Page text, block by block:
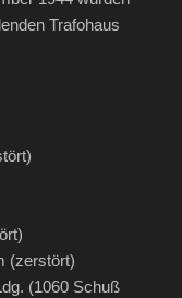
Trafohaus
(zerstört)
(1060 Schuß